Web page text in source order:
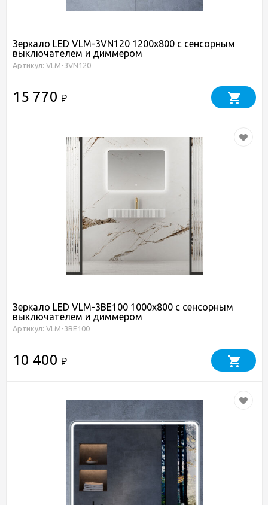
Зеркало LED VLM-3VN120 1200х800 c сенсорным
выключателем и диммером
Артикул: VLM-3VN120
15 770 ₽
Зеркало LED VLM-3BE100 1000х800 c сенсорным
выключателем и диммером
Артикул: VLM-3BE100
10 400 ₽